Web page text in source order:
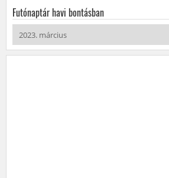
Futónaptár havi bontásban